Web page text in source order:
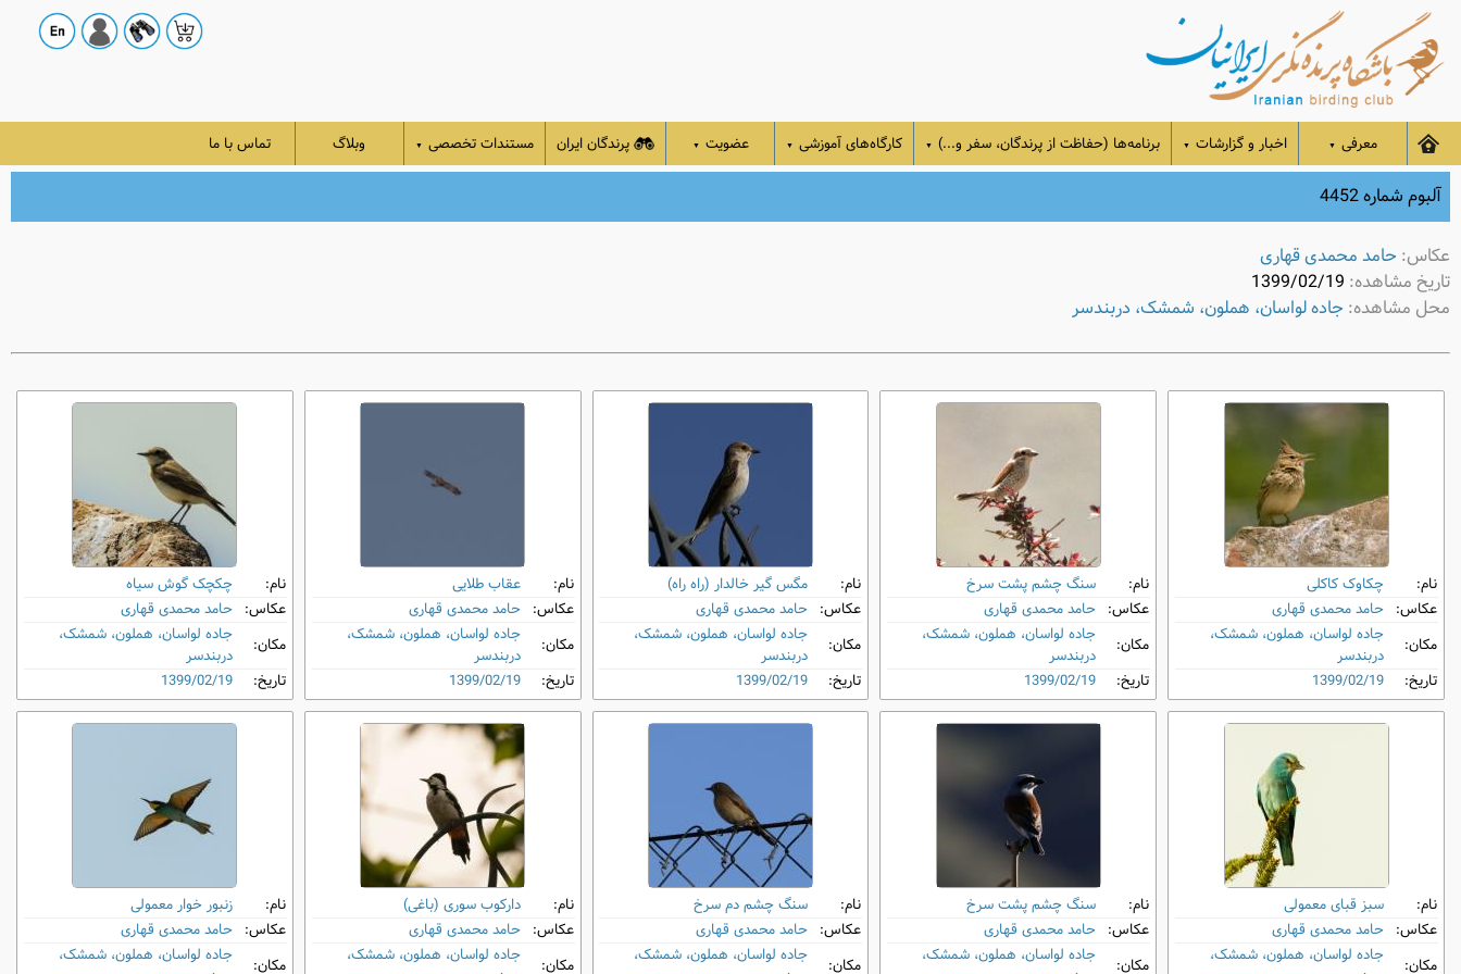
معرفی ▼ اخبار و گزارشات ▼ برنامه‌ها (حفاظت از پرندگان، سفر و...) ▼ کارگاه‌های آموزشی ▼ عضویت ▼ پرندگان ایران مستندات تخصصی ▼ وبلاگ تماس با ما
آلبوم شماره 4452
عکاس: حامد محمدی قهاری
تاریخ مشاهده: 1399/02/19
محل مشاهده: جاده لواسان، هملون، شمشک، دربندسر
نام:
چکاوک کاکلی
عکاس: حامد محمدی قهاری
مکان:
جاده لواسان، هملون، شمشک،
دربندسر
تاریخ:
1399/02/19
نام:
سنگ ‌چشم پشت‌ سرخ
عکاس: حامد محمدی قهاری
مکان:
جاده لواسان، هملون، شمشک،
دربندسر
تاریخ:
1399/02/19
نام:
مگس گیر خالدار (راه ‌راه)
عکاس: حامد محمدی قهاری
مکان:
جاده لواسان، هملون، شمشک،
دربندسر
تاریخ:
1399/02/19
نام:
عقاب طلایی
عکاس: حامد محمدی قهاری
مکان:
جاده لواسان، هملون، شمشک،
دربندسر
تاریخ:
1399/02/19
نام:
چکچک گوش‌ سیاه
عکاس: حامد محمدی قهاری
مکان:
جاده لواسان، هملون، شمشک،
دربندسر
تاریخ:
1399/02/19
نام:
سبز قبای معمولی
عکاس: حامد محمدی قهاری
مکان:
جاده لواسان، هملون، شمشک،
نام:
سنگ ‌چشم پشت‌ سرخ
عکاس: حامد محمدی قهاری
مکان:
جاده لواسان، هملون، شمشک،
نام:
سنگ ‌چشم دم‌ سرخ
عکاس: حامد محمدی قهاری
مکان:
جاده لواسان، هملون، شمشک،
نام:
دارکوب سوری (باغی)
عکاس: حامد محمدی قهاری
مکان:
جاده لواسان، هملون، شمشک،
نام:
زنبور خوار معمولی
عکاس: حامد محمدی قهاری
مکان:
جاده لواسان، هملون، شمشک،